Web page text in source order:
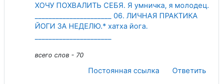
ХОЧУ ПОХВАЛИТЬ СЕБЯ. Я умничка, я молодец.
______________________ 06. ЛИЧНАЯ ПРАКТИКА
ЙОГИ ЗА НЕДЕЛЮ.* хатха йога.
всего слов - 70
Постоянная ссылка Ответить